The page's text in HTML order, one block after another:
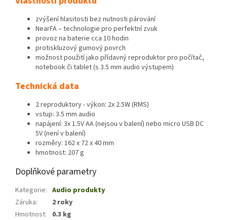
zvýšení hlasitosti bez nutnosti párování
NearFA – technologie pro perfektní zvuk
provoz na baterie cca 10 hodin
protiskluzový gumový povrch
možnost použití jako přídavný reproduktor pro počítač,
notebook či tablet (s 3.5 mm audio výstupem)
Technická data
2 reproduktory - výkon: 2x 2.5W (RMS)
vstup: 3.5 mm audio
napájení: 3x 1.5V AA (nejsou v balení) nebo micro USB DC
5V (není v balení)
rozměry: 162 x 72 x 40 mm
hmotnost: 207 g
Doplňkové parametry
Kategorie: Audio produkty
Záruka:
2 roky
Hmotnost:
0.3 kg